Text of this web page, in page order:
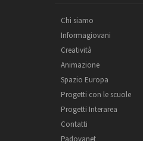
Chi siamo
Informagiovani
Creatività
Animazione
Spazio Europa
Progetti con le scuole
Progetti Interarea
Contatti